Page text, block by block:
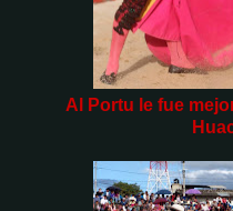
Al Portu le fue